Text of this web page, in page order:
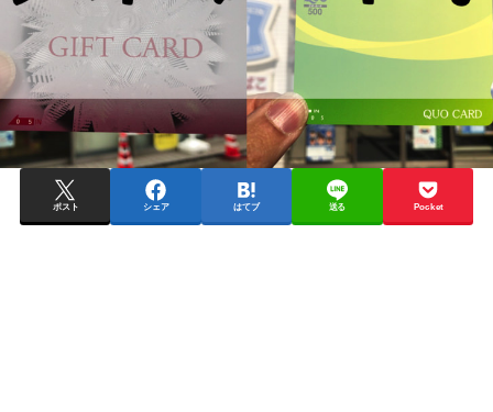
ポスト シェア はてブ 送る Pocket